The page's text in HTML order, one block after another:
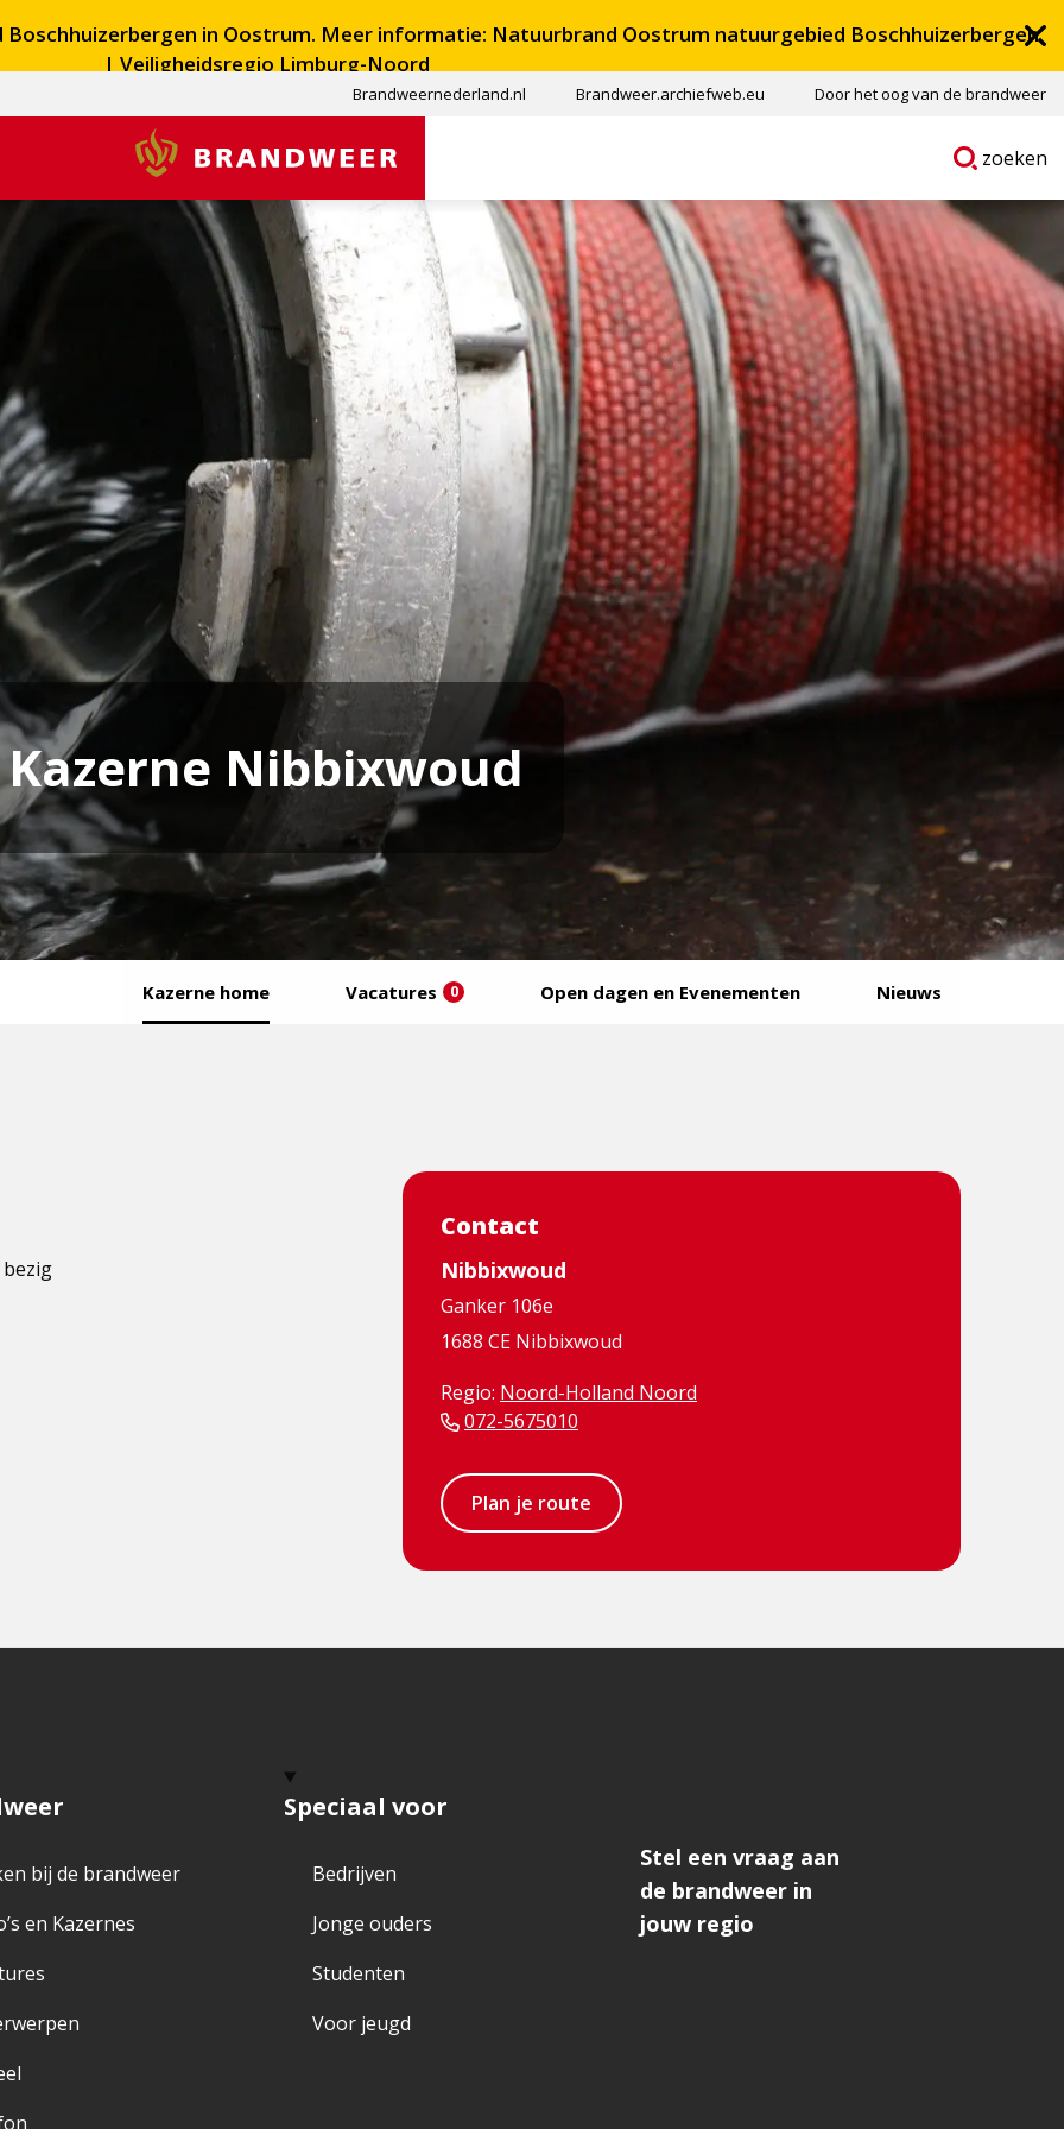
in Oostrum. Meer informatie: Natuurbrand Oostrum natuurgebied Boschhuizerbergen
| Veiligheidsregio Limburg-Noord
Brandweernederland.nl Brandweer.archiefweb.eu Door het oog van de brandweer
Brandweer
Ga
zoeken
Kazerne Nibbixwoud
Kazerne home Vacatures 0 Open dagen en Evenementen Nieuws
Contact
Nibbixwoud
Ganker 106e
1688 CE Nibbixwoud
Regio: Noord-Holland Noord
072-5675010
Plan je route
bij de brandweer
en Kazernes
Speciaal voor
Bedrijven
Jonge ouders
Studenten
Voor jeugd
Stel een vraag aan
de brandweer in
jouw regio